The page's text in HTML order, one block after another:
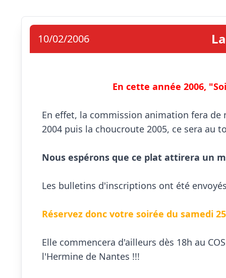
10/02/2006
En cette année 2006,
En effet, la commission animation fera de
2004 puis la choucroute 2005, ce sera au
Nous espérons que ce plat attirera un
Les bulletins d'inscriptions ont été
Réservez donc votre soirée du samedi
Elle commencera d'ailleurs dès 18h au
l'Hermine de Nantes !!!